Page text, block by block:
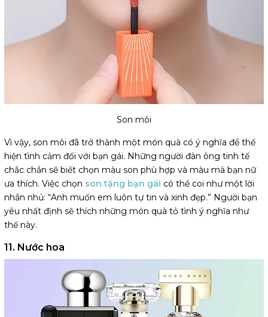
Son môi
Vì vậy, son môi đã trở thành một món quà có ý nghĩa để thể
hiện tình cảm đối với bạn gái. Những người đàn ông tinh tế
chắc chắn sẽ biết chọn màu son phù hợp và màu mà bạn nữ
ưa thích. Việc chọn son tặng bạn gái có thể coi như một lời
nhắn nhủ: “Anh muốn em luôn tự tin và xinh đẹp.” Người bạn
yêu nhất định sẽ thích những món quà tỏ tình ý nghĩa như
thế này.
11. Nước hoa